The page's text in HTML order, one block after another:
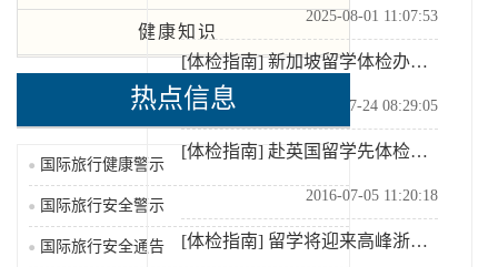
健康知识
热点信息
国际旅行健康警示
国际旅行安全警示
国际旅行安全通告
2025-08-01 11:07:53
[体检指南] 新加坡留学体检办法（2025-07-24）
2025-07-24 08:29:05
[体检指南] 赴英国留学先体检你必须了解这些问题
2016-07-05 11:20:18
[体检指南] 留学将迎来高峰浙江局提醒尽早体检和预防接种